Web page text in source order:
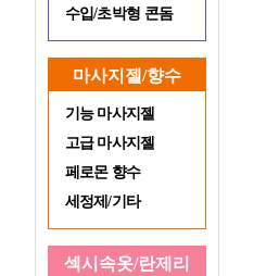
수입/초박형 콘돔
마사지젤/향수
기능 마사지젤
고급 마사지젤
페로몬 향수
세정제/기타
섹시속옷/란제리